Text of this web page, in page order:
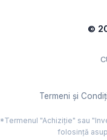
©
Termeni și
*Termenul "Achiziție" sau
folosință